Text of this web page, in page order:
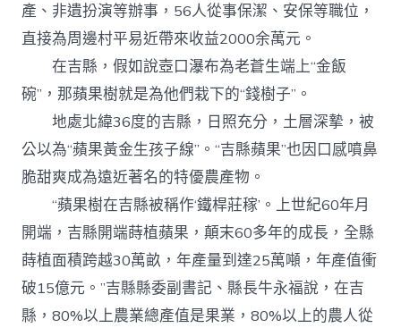
產、非遺扮演等辦事，56人從事保潔、安保等職位，
直接為周邊村平易近帶來收益2000余萬元。
在吉縣，假如說壺口瀑布為老蒼生端上“金飯
碗”，那蘋果樹就是為他們栽下的“錢樹子”。
地處北緯36度的吉縣，日照充分，土層深摯，被
公以為“蘋果黃金生孩子線”。“吉縣蘋果”也因口感噴鼻
脆甜爽成為遠近著名的特優農產物。
“蘋果樹在吉縣被稱作‘鐵桿莊稼’。上世紀60年月
開端，吉縣開端蒔植蘋果，顛末60多年的成長，全縣
蒔植面積跨越30萬畝，年產量到達25萬噸，年產值衝
破15億元。”吉縣縣委副書記、縣長牛永福說，在吉
縣，80%以上農業總產值是果業，80%以上的農人從